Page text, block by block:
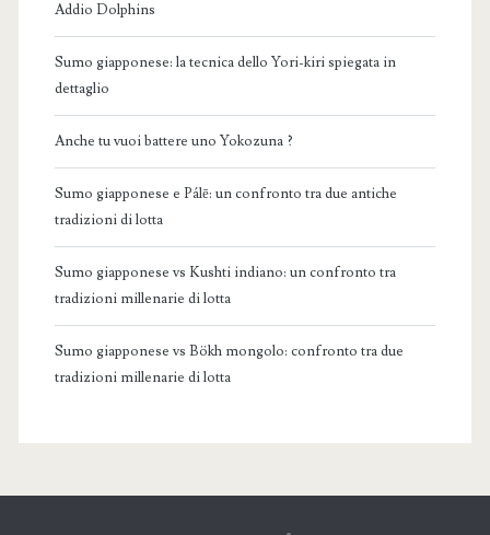
Addio Dolphins
Sumo giapponese: la tecnica dello Yori-kiri spiegata in
dettaglio
Anche tu vuoi battere uno Yokozuna ?
Sumo giapponese e Pálē: un confronto tra due antiche
tradizioni di lotta
Sumo giapponese vs Kushti indiano: un confronto tra
tradizioni millenarie di lotta
Sumo giapponese vs Bökh mongolo: confronto tra due
tradizioni millenarie di lotta